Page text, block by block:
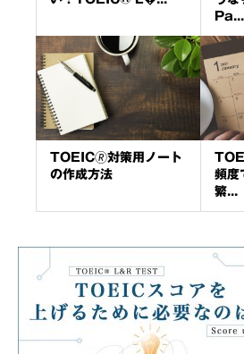
Pa...
TOEIC🄬対策用ノート
の作成方法
頻度
繁...